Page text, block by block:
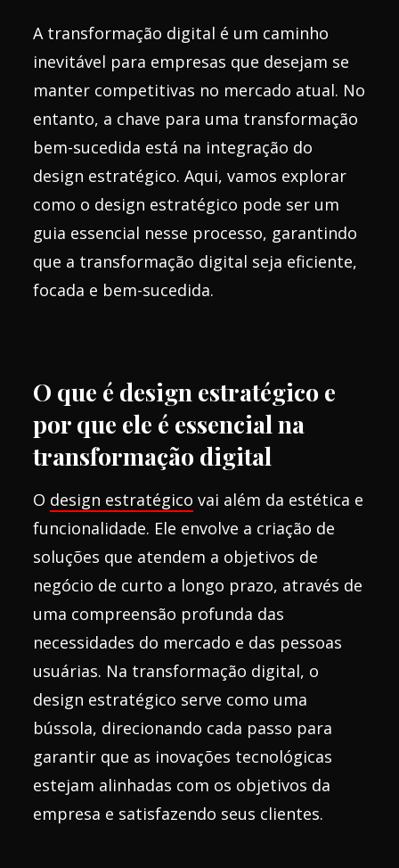
A transformação digital é um caminho
inevitável para empresas que desejam se
manter competitivas no mercado atual. No
entanto, a chave para uma transformação
bem-sucedida está na integração do
design estratégico. Aqui, vamos explorar
como o design estratégico pode ser um
guia essencial nesse processo, garantindo
que a transformação digital seja eficiente,
focada e bem-sucedida.
O que é design estratégico e
por que ele é essencial na
transformação digital
O design estratégico vai além da estética e
funcionalidade. Ele envolve a criação de
soluções que atendem a objetivos de
negócio de curto a longo prazo, através de
uma compreensão profunda das
necessidades do mercado e das pessoas
usuárias. Na transformação digital, o
design estratégico serve como uma
bússola, direcionando cada passo para
garantir que as inovações tecnológicas
estejam alinhadas com os objetivos da
empresa e satisfazendo seus clientes.